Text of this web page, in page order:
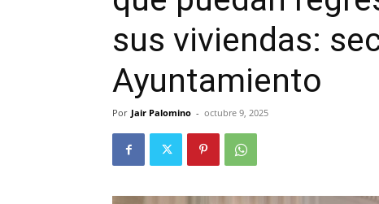
sus viviendas:
Ayuntamiento
Por Jair Palomino - octubre 9, 2025